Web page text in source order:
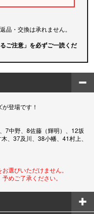
品・交換は承れません。
ご注意」を必ずご一読くだ
登場です！
7中野、8佐藤（輝明）、12坂
、37及川、38小幡、41村上、
選びいただけません。
めご了承ください。